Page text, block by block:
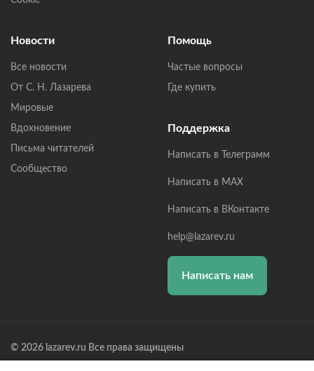
Новости
Все новости
От С. Н. Лазарева
Мировые
Вдохновение
Письма читателей
Сообщество
Помощь
Частые вопросы
Где купить
Поддержка
Написать в Телеграмм
Написать в MAX
Написать в ВКонтакте
help@lazarev.ru
Написать нам
© 2026 lazarev.ru Все права защищены